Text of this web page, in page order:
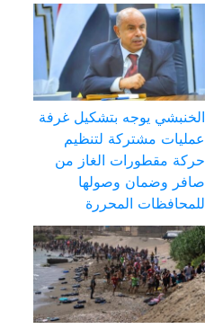
الخنبشي يوجه بتشكيل غرفة
عمليات مشتركة لتنظيم
حركة مقطورات الغاز من
صافر وضمان وصولها
للمحافظات المحررة